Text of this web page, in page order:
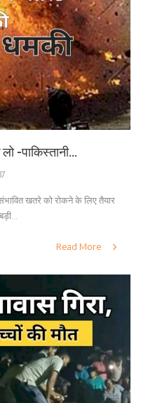
-पाकिस्तानी...
खतरे को रोकने के लिए तैयार
Read More